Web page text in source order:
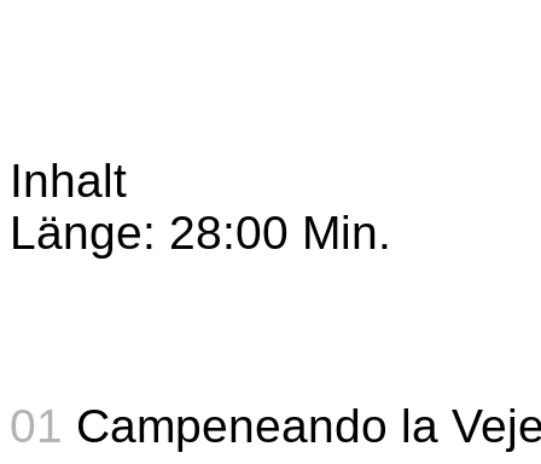
Inhalt
Länge: 28:00 Min.
01 Campeneando la